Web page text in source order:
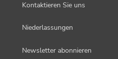
Kontaktieren Sie uns
Niederlassungen
Newsletter abonnieren